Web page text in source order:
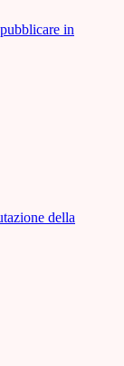
in
della